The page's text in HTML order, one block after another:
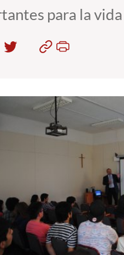
para la vida